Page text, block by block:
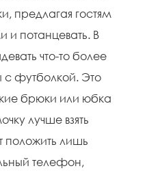
предлагая гостям
и потанцевать. В
что-то более
с футболкой. Это
брюки или юбка
лучше взять
положить лишь
телефон,